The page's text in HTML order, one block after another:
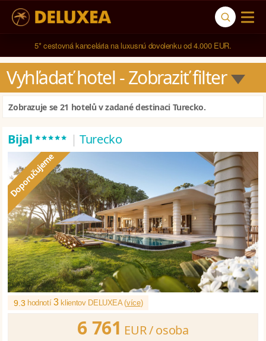
5* cestovná kancelária na luxusnú dovolenku od 4.000 EUR.
Vyhľadať hotel - Zobraziť filter
Zobrazuje se 21 hotelů v zadané destinaci Turecko.
Bijal***** | Turecko
9.3 hodnotí3klientov DELUXEA (více)
6 761 EUR /osoba